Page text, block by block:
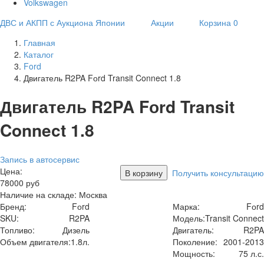
Volkswagen
ДВС и АКПП с Аукциона Японии
Акции Корзина0
Главная
Каталог
Ford
Двигатель R2PA Fоrd Transit Connect 1.8
Двигатель R2PA Fоrd Transit
Connect 1.8
Запись в автосервис
Цена:
78000 руб
Наличие на складе: Москва
В корзину Получить консультацию
Бренд:
Fоrd
SKU:
R2PA
Топливо:
Дизель
Объем двигателя:1.8л.
Марка:
Fоrd
Модель:Transit Connect
Двигатель:
R2PA
Поколение: 2001-2013
Мощность:
75 л.с.